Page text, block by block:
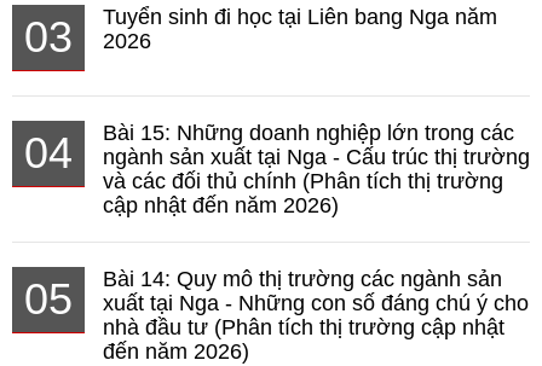
03
Tuyển sinh đi học tại Liên bang Nga năm
2026
04
Bài 15: Những doanh nghiệp lớn trong các
ngành sản xuất tại Nga - Cấu trúc thị trường
và các đối thủ chính (Phân tích thị trường
cập nhật đến năm 2026)
05
Bài 14: Quy mô thị trường các ngành sản
xuất tại Nga - Những con số đáng chú ý cho
nhà đầu tư (Phân tích thị trường cập nhật
đến năm 2026)